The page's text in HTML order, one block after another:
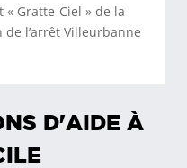
Gratte-Ciel » de la
l’arrêt Villeurbanne
D'AIDE À